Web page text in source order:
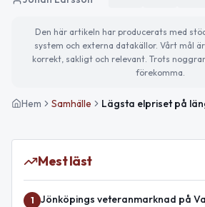
Den här artikeln har producerats med
system och externa datakällor. Vårt mål
korrekt, sakligt och relevant. Trots
förekomma.
Hem Samhälle
Mest läst
1 Jönköpings veteranmarknad på